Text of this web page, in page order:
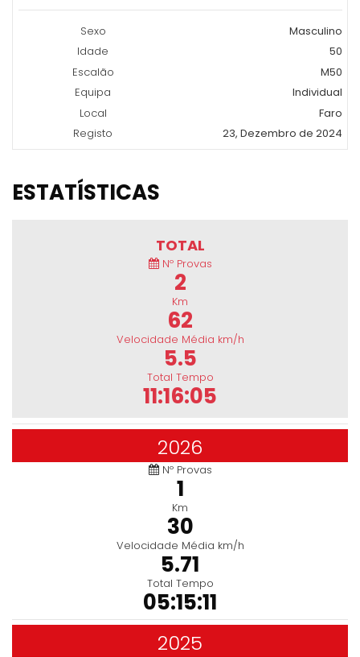
Sexo
Masculino
Idade
50
Escalão
M50
Equipa
Individual
Local
Faro
Registo
23, Dezembro de 2024
ESTATÍSTICAS
TOTAL
Nº Provas
2
Km
62
Velocidade Média km/h
5.5
Total Tempo
11:16:05
2026
Nº Provas
1
Km
30
Velocidade Média km/h
5.71
Total Tempo
05:15:11
2025